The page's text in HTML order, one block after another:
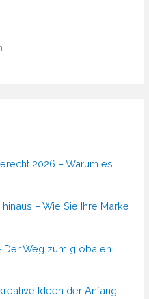
2026 – Warum es
– Wie Sie Ihre Marke
Der Weg zum globalen
Ideen der Anfang